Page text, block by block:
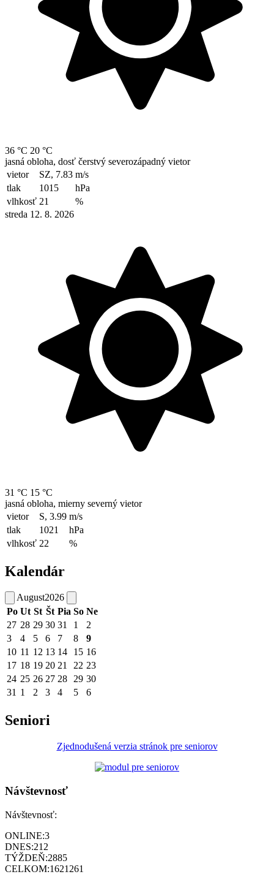
36 °C 20 °C
jasná obloha, dosť čerstvý severozápadný vietor
vietor
SZ, 7.83 m/s
tlak
1015
hPa
vlhkosť 21
%
streda 12. 8. 2026
31 °C 15 °C
jasná obloha, mierny severný vietor
vietor
S, 3.99 m/s
tlak
1021
hPa
vlhkosť 22 %
Kalendár
August2026
Po Ut St Št Pia So Ne
27 28 29 30 31 1
2
3
4 5 6 7 8
9
10 11 12 13 14 15 16
17 18 19 20 21 22 23
24 25 26 27 28 29 30
31 1 2 3 4 5 6
Seniori
Zjednodušená verzia stránok pre seniorov
Návštevnosť
Návštevnosť:
ONLINE:3
DNES:212
TÝŽDEŇ:2885
CELKOM:1621261